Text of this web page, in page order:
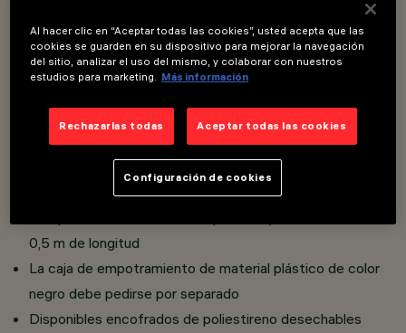
Constituido por cuerpo óptico con grado de protección
IP66 y caja de empotramiento de pared que debe
pedirse por separado.
proporciona una alta resistencia a los agentes
atmosféricos y a los rayos UV. Cárter de cierre en
material plástico en la parte trasera del cuerpo óptico.
0,5 m de longitud
La caja de empotramiento de material plástico de color
negro debe pedirse por separado
Disponibles encofrados de poliestireno desechables
Al hacer clic en “Aceptar todas las cookies”, usted acepta que las
cookies se guarden en su dispositivo para mejorar la navegación
del sitio, analizar el uso del mismo, y colaborar con nuestros
estudios para marketing. Más información
Rechazarlas todas Aceptar todas las cookies
Configuración de cookies